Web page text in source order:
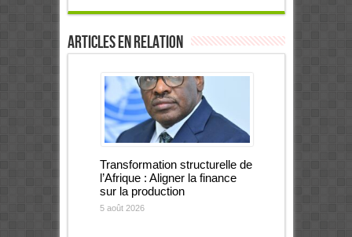
Articles en relation
Transformation structurelle de
l’Afrique : Aligner la finance
sur la production
5 août 2026